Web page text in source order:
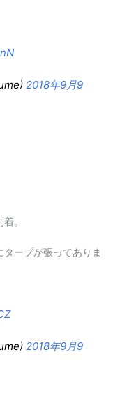
2018年9月9
。
ープが張ってありま
2018年9月9